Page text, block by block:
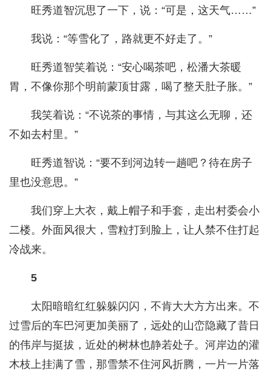
旺秀道智沉思了一下，说：“可是，这天气……”
我说：“等雪化了，路就更不好走了。”
旺秀道智笑着说：“安心喝茶吧，松潘大茶暖
胃，不像你那个明前蒙顶甘露，喝了整天肚子胀。”
我笑着说：“不说茶的事情，与其这么无聊，还
不如去村里。”
旺秀道智说：“要不到河边转一趟吧？待在房子
里也没意思。”
我们穿上大衣，戴上帽子和手套，走出村委会小
二楼。外面风很大，雪粒打到脸上，让人禁不住打起
冷战来。
5
太阳暗暗红红躲躲闪闪，不肯大大方方出来。不
过雪后的车巴河更加美丽了，远处的山峦隐藏了昔日
的伟岸与挺拔，近处的树林也静若处子。河岸边的灌
木枝上挂满了雪，那雪禁不住河风折腾，一片一片落